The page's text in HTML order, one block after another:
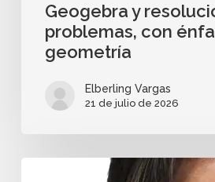
Geogebra y
problemas, con
geometría
Elberling Vargas
21 de julio de 2026